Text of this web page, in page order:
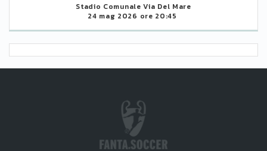
Stadio Comunale Via Del Mare
24 mag 2026 ore 20:45